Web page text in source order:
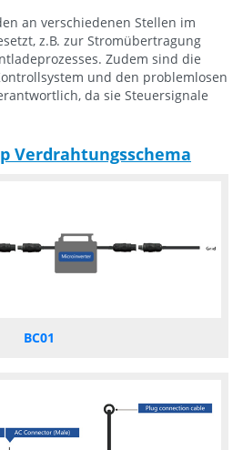
an verschiedenen Stellen im
z.B. zur Stromübertragung
Zudem sind die
und den problemlosen
da sie Steuersignale
Verdrahtungsschema
BC01